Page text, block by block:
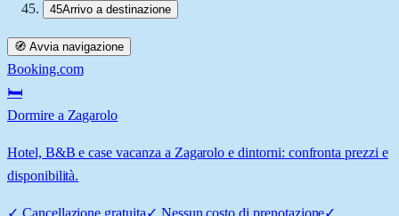
45Arrivo a destinazione
🧭 Avvia navigazione
Booking.com
🛏️
Dormire a Zagarolo
Hotel, B&B e case vacanza a Zagarolo e dintorni: confronta prezzi e
disponibilità.
✓ Cancellazione gratuita✓ Nessun costo di prenotazione✓